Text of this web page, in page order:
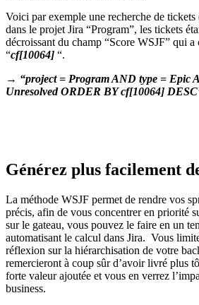
Voici par exemple une recherche de
dans le projet Jira “Program”, les tickets
décroissant du champ “Score WSJF” qui
“cf[10064] “.
→ “project = Program AND type = Epic
Unresolved ORDER BY cf[10064]
Générez plus facilement
La méthode WSJF permet de rendre vos
précis, afin de vous concentrer en priorité
sur le gateau, vous pouvez le faire en un
automatisant le calcul dans Jira. Vous
réflexion sur la hiérarchisation de votre
remercieront à coup sûr d’avoir livré plus
forte valeur ajoutée et vous en verrez
business.